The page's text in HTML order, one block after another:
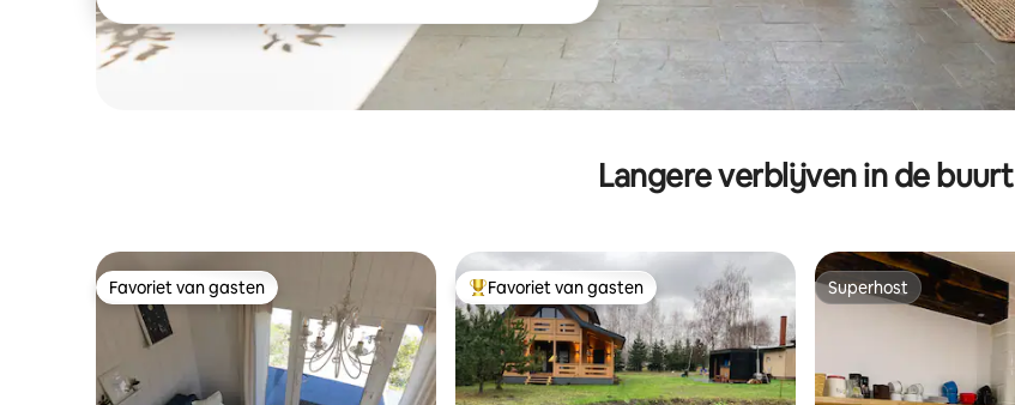
Langere verblijven in de buurt
Favoriet van gasten
Favoriet van gasten Topfavoriet van gasten
Favoriet van gasten Superhost
Superhost